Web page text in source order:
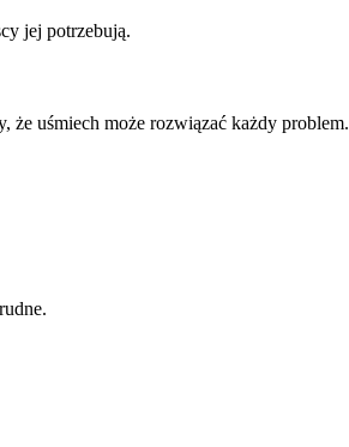
jej potrzebują.
że uśmiech może rozwiązać każdy problem.